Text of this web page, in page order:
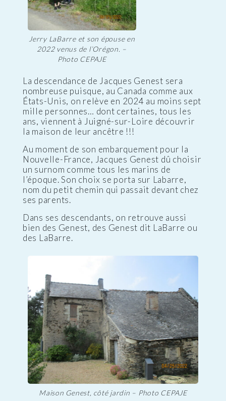
Jerry LaBarre et son épouse en
2022 venus de l’Orégon. –
Photo CEPAJE
La descendance de Jacques Genest sera
nombreuse puisque, au Canada comme aux
États-Unis, on relève en 2024 au moins sept
mille personnes… dont certaines, tous les
ans, viennent à Juigné-sur-Loire découvrir
la maison de leur ancêtre !!!
Au moment de son embarquement pour la
Nouvelle-France, Jacques Genest dû choisir
un surnom comme tous les marins de
l’époque. Son choix se porta sur Labarre,
nom du petit chemin qui passait devant chez
ses parents.
Dans ses descendants, on retrouve aussi
bien des Genest, des Genest dit LaBarre ou
des LaBarre.
Maison Genest, côté jardin – Photo CEPAJE